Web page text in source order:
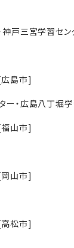
神戸三宮学習セ
島市]
ー・広島八丁堀
山市]
山市]
松市]